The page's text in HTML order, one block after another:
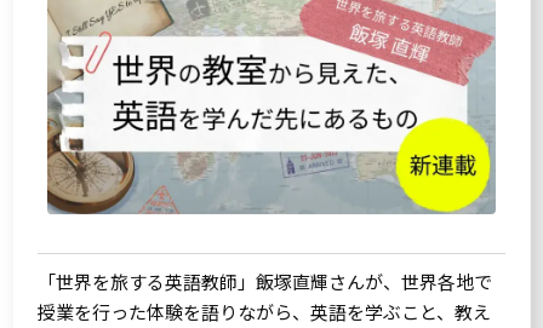
「世界を旅する英語教師」飯塚直輝さんが、世界各地で
授業を行った体験を語りながら、英語を学ぶこと、教え